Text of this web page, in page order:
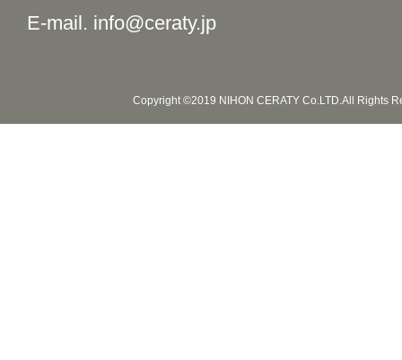
E-mail. info@ceraty.jp
Copyright ©2019 NIHON CERATY Co.LTD.All Rights